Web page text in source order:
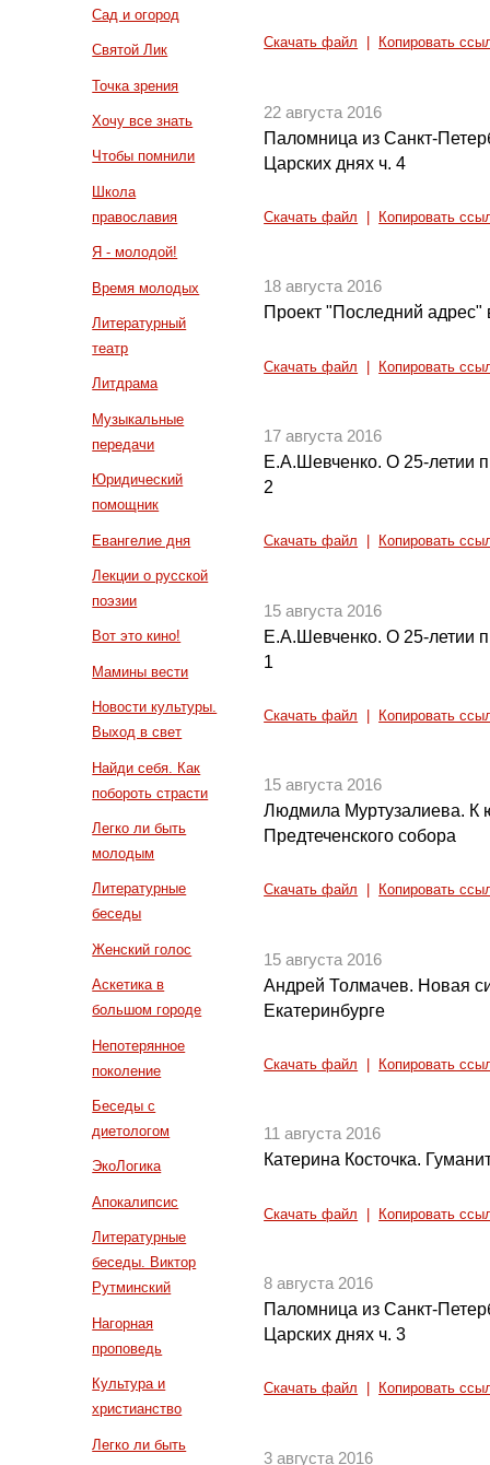
Сад и огород
Святой Лик
Точка зрения
Хочу все знать
Чтобы помнили
Школа
православия
Я - молодой!
Время молодых
Литературный
театр
Литдрама
Музыкальные
передачи
Юридический
помощник
Евангелие дня
Лекции о русской
поэзии
Вот это кино!
Мамины вести
Новости культуры.
Выход в свет
Найди себя. Как
побороть страсти
Легко ли быть
молодым
Литературные
беседы
Женский голос
Аскетика в
большом городе
Непотерянное
поколение
Беседы с
диетологом
ЭкоЛогика
Апокалипсис
Литературные
беседы. Виктор
Рутминский
Нагорная
проповедь
Культура и
христианство
Легко ли быть
Скачать файл Копировать
22 августа 2016
Паломница из Санкт-
Царских днях ч. 4
Скачать файл Копировать
18 августа 2016
Проект "Последний адрес"
Скачать файл Копировать
17 августа 2016
Е.А.Шевченко. О 25-летии
2
Скачать файл Копировать
15 августа 2016
Е.А.Шевченко. О 25-летии
1
Скачать файл Копировать
15 августа 2016
Людмила Муртузалиева. К
Предтеченского собора
Скачать файл Копировать
15 августа 2016
Андрей Толмачев. Новая
Екатеринбурге
Скачать файл Копировать
11 августа 2016
Катерина Косточка.
Скачать файл Копировать
8 августа 2016
Паломница из Санкт-
Царских днях ч. 3
Скачать файл Копировать
3 августа 2016